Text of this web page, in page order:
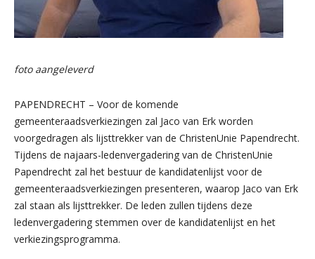
foto aangeleverd
PAPENDRECHT – Voor de komende
gemeenteraadsverkiezingen zal Jaco van Erk worden
voorgedragen als lijsttrekker van de ChristenUnie Papendrecht.
Tijdens de najaars-ledenvergadering van de ChristenUnie
Papendrecht zal het bestuur de kandidatenlijst voor de
gemeenteraadsverkiezingen presenteren, waarop Jaco van Erk
zal staan als lijsttrekker. De leden zullen tijdens deze
ledenvergadering stemmen over de kandidatenlijst en het
verkiezingsprogramma.